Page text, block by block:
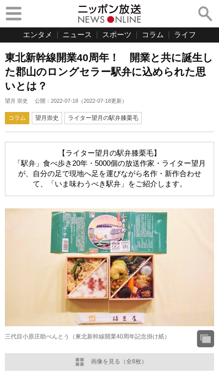
エンタメ ニュース スポーツ コラム ライフ
東北新幹線開業40周年！ 開業と共に誕生し
た郡山のロングセラー駅弁に込められた思
いとは？
望月 崇史 公開： 2022-07-18 （2022-07-18更新）
コラム 望月崇史 ライター望月の駅弁膝栗毛
【ライター望月の駅弁膝栗毛】
「駅弁」食べ歩き20年・5000個の放送作家・ライター望月
が、自分の足で現地へ足を運びながら名作・新作合わせ
て、「いま味わうべき駅弁」をご紹介します。
画像を見る（全8枚）
三代目小原庄助べんとう（東北新幹線開業40周年記念掛け紙）